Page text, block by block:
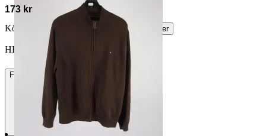
173 kr
Köparskydd är valfritt hos företag.
Läs mer
HBSDAPP vann auktionen
Frakt 84 kr DSV